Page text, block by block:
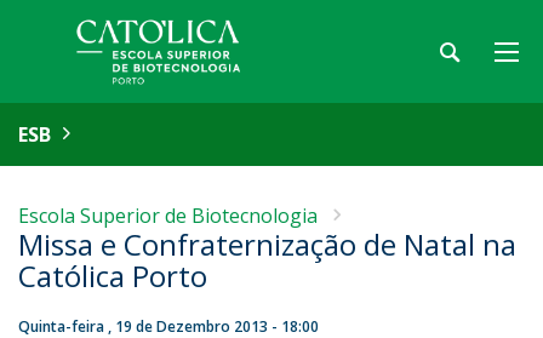
ESB
Escola Superior de Biotecnologia
Missa e Confraternização de Natal na
Católica Porto
Quinta-feira , 19 de Dezembro 2013 - 18:00